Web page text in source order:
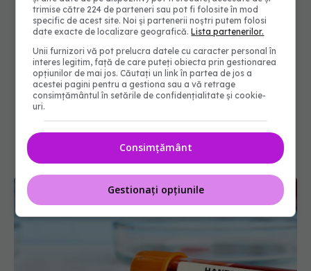
trimise către 224 de parteneri sau pot fi folosite în mod
specific de acest site. Noi și partenerii noștri putem folosi
date exacte de localizare geografică.Lista partenerilor.
Unii furnizori vă pot prelucra datele cu caracter personal în
interes legitim, față de care puteți obiecta prin gestionarea
opțiunilor de mai jos. Căutați un link în partea de jos a
acestei pagini pentru a gestiona sau a vă retrage
consimțământul în setările de confidențialitate și cookie-
uri.
Consimțământ
Gestionați opțiunile